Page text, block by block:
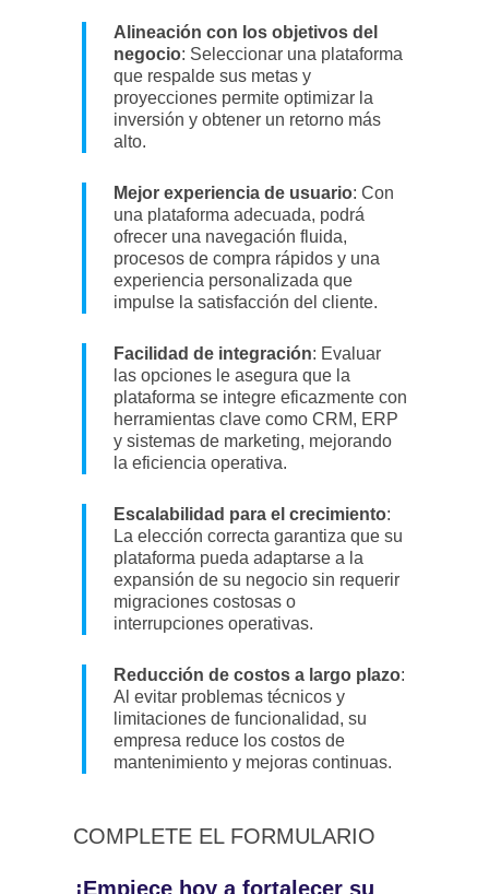
Alineación con los objetivos del
negocio: Seleccionar una plataforma
que respalde sus metas y
proyecciones permite optimizar la
inversión y obtener un retorno más
alto.
Mejor experiencia de usuario: Con
una plataforma adecuada, podrá
ofrecer una navegación fluida,
procesos de compra rápidos y una
experiencia personalizada que
impulse la satisfacción del cliente.
Facilidad de integración: Evaluar
las opciones le asegura que la
plataforma se integre eficazmente con
herramientas clave como CRM, ERP
y sistemas de marketing, mejorando
la eficiencia operativa.
Escalabilidad para el crecimiento:
La elección correcta garantiza que su
plataforma pueda adaptarse a la
expansión de su negocio sin requerir
migraciones costosas o
interrupciones operativas.
Reducción de costos a largo plazo:
Al evitar problemas técnicos y
limitaciones de funcionalidad, su
empresa reduce los costos de
mantenimiento y mejoras continuas.
COMPLETE EL FORMULARIO
¡Empiece hoy a fortalecer su